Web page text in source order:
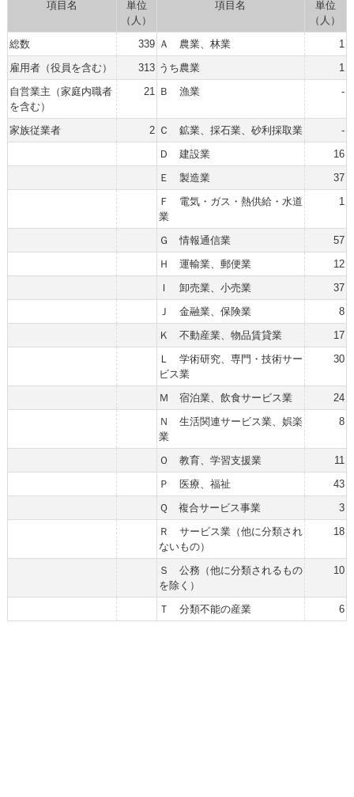
項目名
単位
（人）
項目名
単位
（人）
総数
339 Ａ 農業、林業
1
雇用者（役員を含む）
313 うち農業
1
自営業主（家庭内職者
を含む）
21 Ｂ 漁業 -
家族従業者 2 Ｃ 鉱業、採石業、砂利採取業
-
Ｄ 建設業
16
Ｅ 製造業
37
Ｆ 電気・ガス・熱供給・水道
業
1
Ｇ 情報通信業
57
Ｈ 運輸業、郵便業
12
Ｉ 卸売業、小売業
37
Ｊ 金融業、保険業
8
Ｋ 不動産業、物品賃貸業
17
Ｌ 学術研究、専門・技術サー
ビス業
30
Ｍ 宿泊業、飲食サービス業
24
Ｎ 生活関連サービス業、娯楽
業
8
Ｏ 教育、学習支援業
11
Ｐ 医療、福祉
43
Ｑ 複合サービス事業
3
Ｒ サービス業（他に分類され
ないもの）
18
Ｓ 公務（他に分類されるもの
を除く）
10
Ｔ 分類不能の産業 6